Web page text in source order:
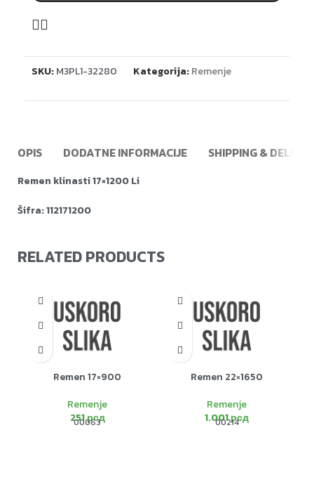
SKU:M3PL1-32280 Kategorija:Remenje
OPIS DODATNE INFORMACIJE SHIPPING &
Remen klinasti 17×1200 Li
Šifra: 112171200
RELATED PRODUCTS
Remen 17×900
Remenje
251рсд
00063
Remen 22×1650
Remenje
1.001рсд
00214